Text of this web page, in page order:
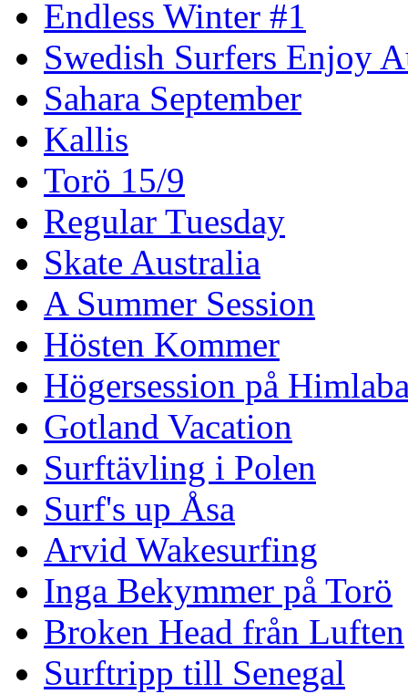
Endless Winter #1
Swedish Surfers Enjoy
Sahara September
Kallis
Torö 15/9
Regular Tuesday
Skate Australia
A Summer Session
Hösten Kommer
Högersession på
Gotland Vacation
Surftävling i Polen
Surf's up Åsa
Arvid Wakesurfing
Inga Bekymmer på Torö
Broken Head från Luften
Surftripp till Senegal